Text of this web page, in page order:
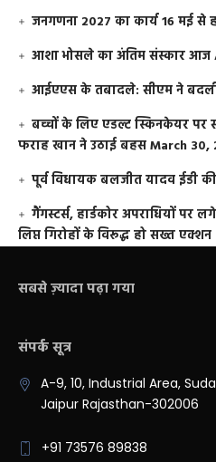
जनगणना 2027 का कार्य 16 मई से
आशा भोसले का अंतिम संस्कार आज
आईएएस के तबादले: सीएम ने
बच्चों के लिए एडल्ट स्किनकेयर
फराह खान ने उठाई बहसMarch 30,
पूर्व विधायक बलजीत यादव ईडी
गैंगस्टर्स, हार्डकोर अपराधियों पर
लिप्त गिरोहों के विरूद्ध हो सख्त एक्शन
सबसे ज़्यादा पढ़ा गया
संपर्क सूत्र
A-9, 10, Industrial Area,
Jaipur Rajasthan-302006
+91 73576 89838